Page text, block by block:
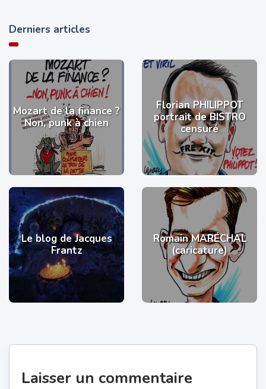
Derniers articles
Mozart de la finance ?
Non, punk à chien
Florian PHILIPPOT
portrait de BISTRO
censuré
Le blog de Jacques
Frantz
Romain MARÉCHAL
(caricature)
Laisser un commentaire